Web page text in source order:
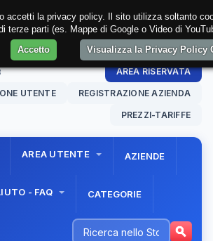
AREA RISERVATA
UTENTE REGISTRAZIONE AZIENDA
PREZZI-TARIFFE
AREA UTENTE AZIENDE
- FAQ CATEGORIE
accetti la privacy policy. Il sito utilizza soltanto
terze parti (es. Mappe di Google o Video di
Accetto
Visualizza la Privacy Policy